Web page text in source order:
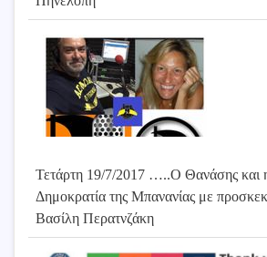
Τετάρτη 19/7/2017 …..Ο Θανάσης και
Δημοκρατία της Μπανανίας με
Βασίλη Περατνζάκη